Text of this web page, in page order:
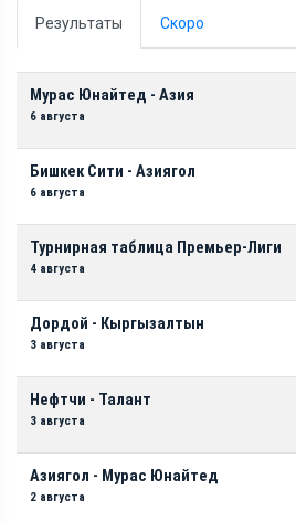
Результаты Скоро
Мурас Юнайтед - Азия
6 августа
Бишкек Сити - Азиягол
6 августа
Турнирная таблица Премьер-Лиги
4 августа
Дордой - Кыргызалтын
3 августа
Нефтчи - Талант
3 августа
Азиягол - Мурас Юнайтед
2 августа